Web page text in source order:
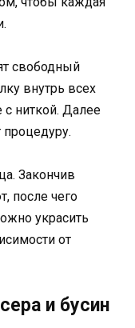
свободный
внутрь всех
с ниткой. Далее
Закончив
после чего
украсить
от
и бусин